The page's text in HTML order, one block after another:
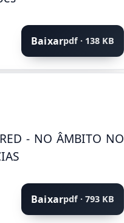
Baixarpdf · 138 KB
- NO ÂMBITO NO
Baixarpdf · 793 KB